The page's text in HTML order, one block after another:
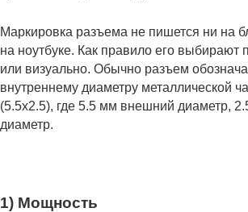
Маркировка разъема не пишется ни на
на ноутбуке. Как правило его выбирают
или визуально. Обычно разъем
внутреннему диаметру металлической
(5.5x2.5), где 5.5 мм внешний диаметр,
диаметр.
1) Мощность